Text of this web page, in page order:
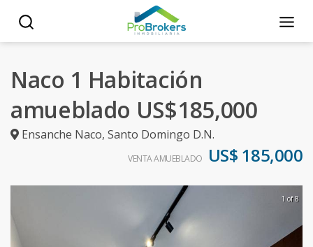
Naco 1 Habitación
amueblado US$185,000
Ensanche Naco, Santo Domingo D.N.
VENTA AMUEBLADO US$ 185,000
1 of 8